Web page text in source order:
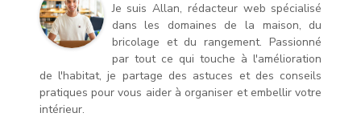
Je suis Allan, rédacteur web spécialisé
dans les domaines de la maison, du
bricolage et du rangement. Passionné
par tout ce qui touche à l'amélioration
de l'habitat, je partage des astuces et des conseils
pratiques pour vous aider à organiser et embellir votre
intérieur.